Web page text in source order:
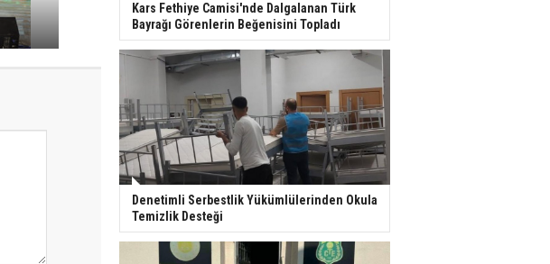
Kars Fethiye Camisi'nde Dalgalanan Türk
Bayrağı Görenlerin Beğenisini Topladı
Denetimli Serbestlik Yükümlülerinden Okula
Temizlik Desteği